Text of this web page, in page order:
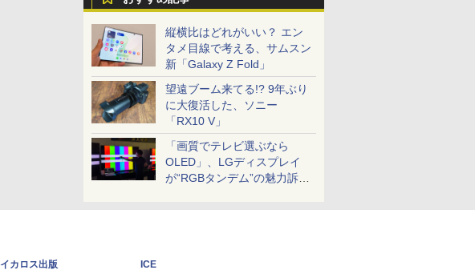
縦横比はどれがいい？ エン
タメ目線で考える、サムスン
新「Galaxy Z Fold」
望遠ブーム来てる!? 9年ぶり
に大復活した、ソニー
「RX10 V」
「画質でテレビ選ぶなら
OLED」、LGディスプレイ
が“RGBタンデム”の魅力訴
イカロス出版
ICE